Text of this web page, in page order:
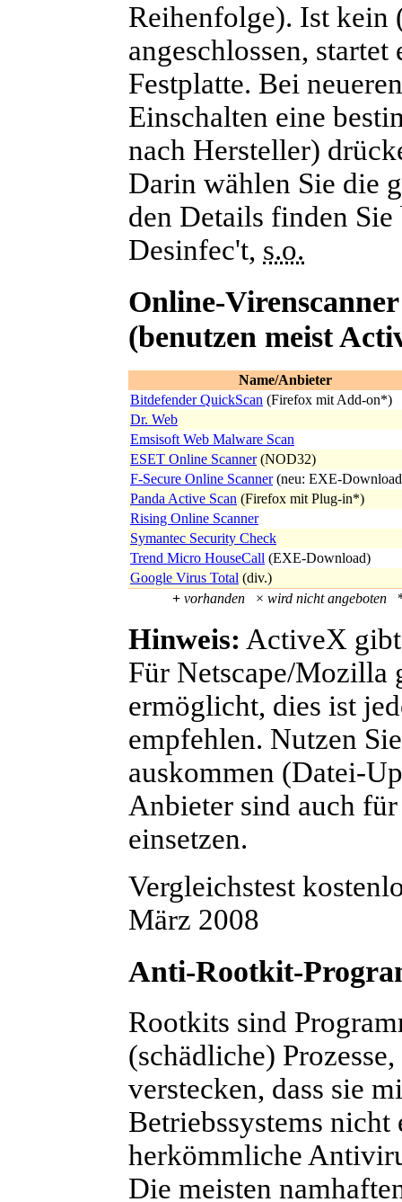
Reihenfolge). Ist
angeschlossen,
Festplatte. Bei
Einschalten eine
nach Hersteller)
Darin wählen Sie die
den Details finden
Desinfec't, s.o.
Online-Virenscanner
(benutzen meist
Name/Anbieter
Bitdefender QuickScan (Firefox mit Add-on*)
Dr. Web
Emsisoft Web Malware Scan
ESET Online Scanner(NOD32)
F-Secure Online Scanner(neu: EXE-
Panda Active Scan (Firefox mit Plug-in*)
Rising Online Scanner
Symantec Security Check
Trend Micro HouseCall (EXE-Download)
Google Virus Total (div.)
+ vorhanden × wird nicht angeboten
Hinweis: ActiveX
Für Netscape/Mozilla
ermöglicht, dies ist
empfehlen. Nutzen
auskommen (Datei-
Anbieter sind auch
einsetzen.
Vergleichstest
März 2008
Anti-Rootkit-
Rootkits sind
(schädliche)
verstecken, dass sie
Betriebssystems
herkömmliche
Die meisten